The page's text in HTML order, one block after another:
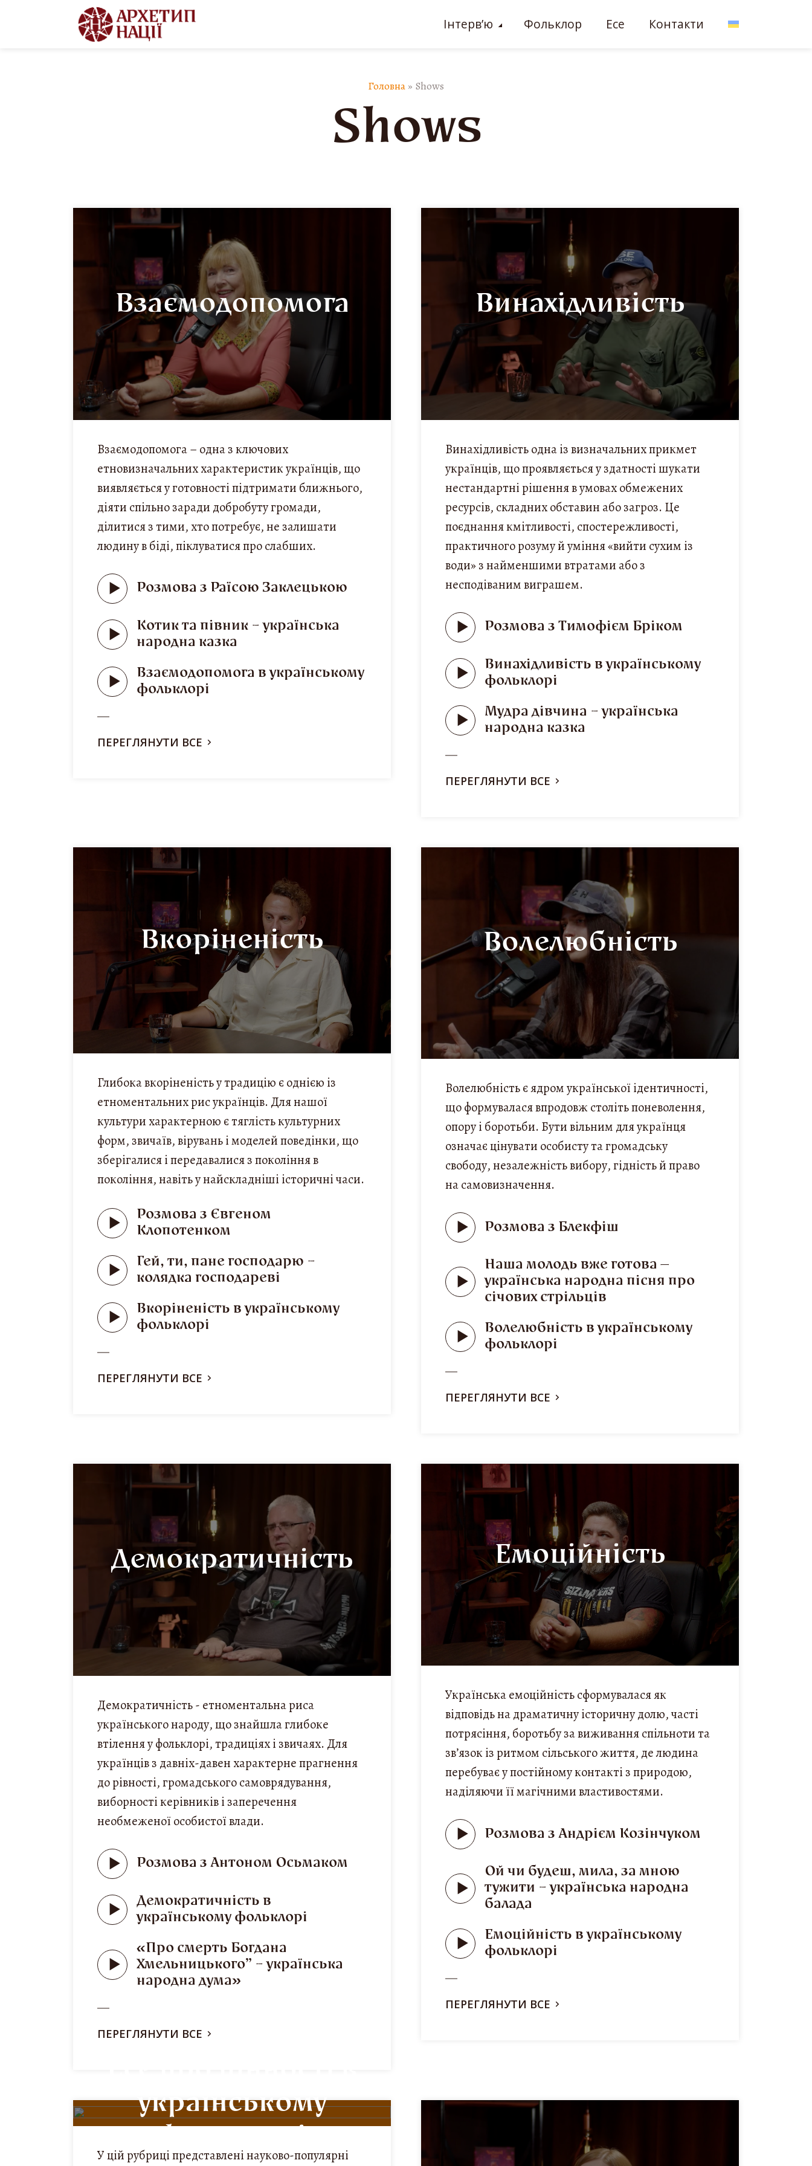
Інтерв’ю Фольклор Есе Контакти
Головна » Shows
Shows
Взаємодопомога
Взаємодопомога – одна з ключових
етновизначальних характеристик українців, що
виявляється у готовності підтримати ближнього,
діяти спільно заради добробуту громади,
ділитися з тими, хто потребує, не залишати
людину в біді, піклуватися про слабших.
Розмова з Раїсою Заклецькою
Котик та півник – українська
народна казка
Взаємодопомога в українському
фольклорі
ПЕРЕГЛЯНУТИ ВСЕ
Винахідливість
Винахідливість одна із визначальних прикмет
українців, що проявляється у здатності шукати
нестандартні рішення в умовах обмежених
ресурсів, складних обставин або загроз. Це
поєднання кмітливості, спостережливості,
практичного розуму й уміння «вийти сухим із
води» з найменшими втратами або з
несподіваним виграшем.
Розмова з Тимофієм Бріком
Винахідливість в українському
фольклорі
Мудра дівчина – українська
народна казка
ПЕРЕГЛЯНУТИ ВСЕ
Вкоріненість
Глибока вкоріненість у традицію є однією із
етноментальних рис українців. Для нашої
культури характерною є тяглість культурних
форм, звичаїв, вірувань і моделей поведінки, що
зберігалися і передавалися з покоління в
покоління, навіть у найскладніші історичні часи.
Розмова з Євгеном
Клопотенком
Гей, ти, пане господарю –
колядка господареві
Вкоріненість в українському
фольклорі
ПЕРЕГЛЯНУТИ ВСЕ
Волелюбність
Волелюбність є ядром української ідентичності,
що формувалася впродовж століть поневолення,
опору і боротьби. Бути вільним для українця
означає цінувати особисту та громадську
свободу, незалежність вибору, гідність й право
на самовизначення.
Розмова з Блекфіш
Наша молодь вже готова —
українська народна пісня про
січових стрільців
Волелюбність в українському
фольклорі
ПЕРЕГЛЯНУТИ ВСЕ
Демократичність
Демократичність - етноментальна риса
українського народу, що знайшла глибоке
втілення у фольклорі, традиціях і звичаях. Для
українців з давніх-давен характерне прагнення
до рівності, громадського самоврядування,
виборності керівників і заперечення
необмеженої особистої влади.
Розмова з Антоном Осьмаком
Демократичність в
українському фольклорі
«Про смерть Богдана
Хмельницького” – українська
народна дума»
ПЕРЕГЛЯНУТИ ВСЕ
Емоційність
Українська емоційність сформувалася як
відповідь на драматичну історичну долю, часті
потрясіння, боротьбу за виживання спільноти та
зв’язок із ритмом сільського життя, де людина
перебуває у постійному контакті з природою,
наділяючи її магічними властивостями.
Розмова з Андрієм Козінчуком
Ой чи будеш, мила, за мною
тужити – українська народна
балада
Емоційність в українському
фольклорі
ПЕРЕГЛЯНУТИ ВСЕ
українському
У цій рубриці представлені науково-популярні